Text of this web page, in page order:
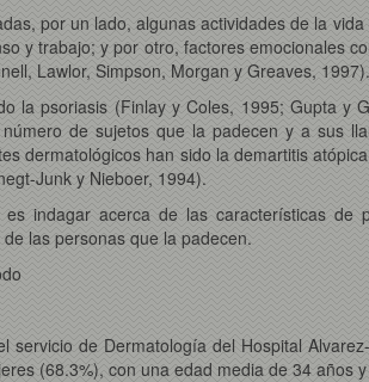
por un lado, algunas actividades de la
y trabajo; y por otro, factores emocionales
Lawlor, Simpson, Morgan y Greaves, 1997).
psoriasis (Finlay y Coles, 1995; Gupta y
de sujetos que la padecen y a sus
dermatológicos han sido la demartitis
Junk y Nieboer, 1994).
indagar acerca de las características de
las personas que la padecen.
de Dermatología del Hospital
(68.3%), con una edad media de 34 años